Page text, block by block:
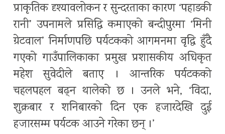
प्राकृतिक दृश्यावलोकन र सुन्दरताका कारण ‘पहाडकी
रानी’ उपनामले प्रसिद्धि कमाएको बन्दीपुरमा ‘मिनी
ग्रेटवाल’ निर्माणपछि पर्यटकको आगमनमा वृद्धि हुँदै
गएको गाउँपालिकाका प्रमुख प्रशासकीय अधिकृत
महेश सुवेदीले बताए । आन्तरिक पर्यटकको
चहलपहल बढ्न थालेको छ । उनले भने, ‘विदा,
शुक्रबार र शनिबारको दिन एक हजारदेखि दुई
हजारसम्म पर्यटक आउने गरेका छन् ।’